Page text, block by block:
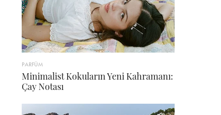
PARFÜM
Minimalist Kokuların Yeni Kahramanı:
Çay Notası